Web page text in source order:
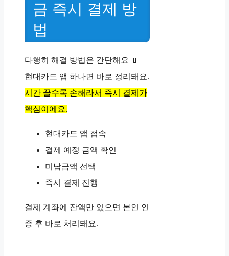
금 즉시 결제 방
법
다행히 해결 방법은 간단해요 📱
현대카드 앱 하나면 바로 정리돼요.
시간 끌수록 손해라서 즉시 결제가
핵심이에요.
현대카드 앱 접속
결제 예정 금액 확인
미납금액 선택
즉시 결제 진행
결제 계좌에 잔액만 있으면 본인 인
증 후 바로 처리돼요.